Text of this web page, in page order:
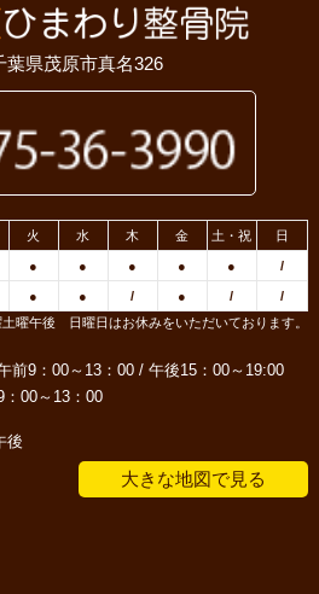
葉県茂原市真名326
火 水 木 金 土・祝 日
● ● ● ● ● /
● ● / ● /
/
曜午後 日曜日はお休みをいただいております。
前9：00～13：00 / 午後15：00～19:00
00～13：00
後
大きな地図で見る